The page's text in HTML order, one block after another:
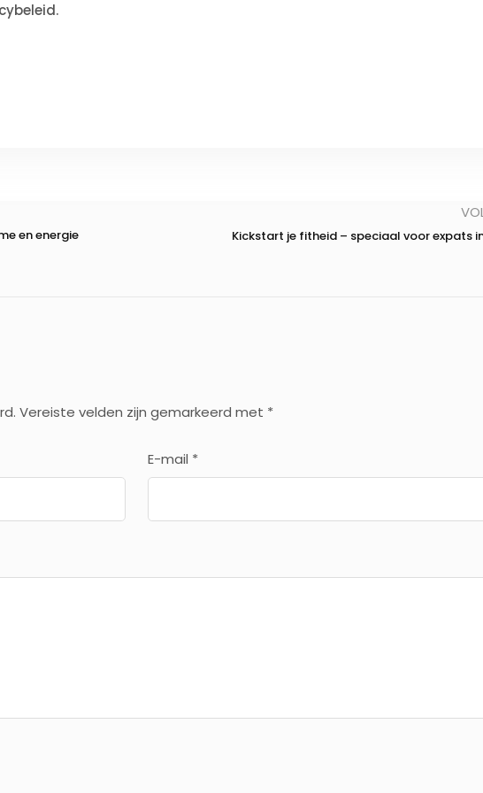
en energie
Kickstart je fitheid – speciaal voor expats
Vereiste velden zijn gemarkeerd met *
E-mail *